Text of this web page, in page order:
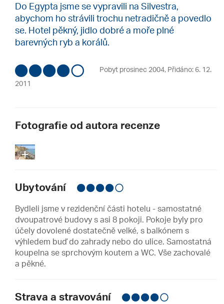
Do Egypta jsme se vypravili na Silvestra,
abychom ho strávili trochu netradičně a povedlo
se. Hotel pěkný, jidlo dobré a moře plné
barevných ryb a korálů.
Pobyt prosinec 2004, Přidáno: 6. 12.
2011
Fotografie od autora recenze
+
Ubytování
Bydleli jsme v rezidenční části hotelu - samostatné
dvoupatrové budovy s asi 8 pokoji. Pokoje byly pro
účely dovolené dostatečně velké, s balkónem s
výhledem buď do zahrady nebo do ulice. Samostatná
koupelna se sprchovým koutem a WC. Vše zachovalé
a pěkné.
Strava a stravování